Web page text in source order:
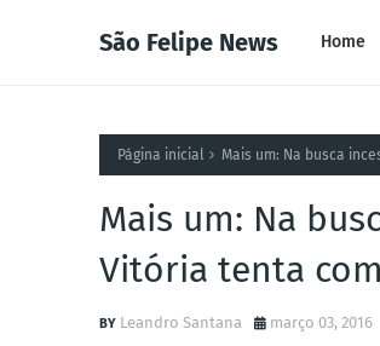
São Felipe News Home
Página inicial Mais um: Na busca
Mais um: Na
Vitória tenta
Leandro Santana março 03, 2016